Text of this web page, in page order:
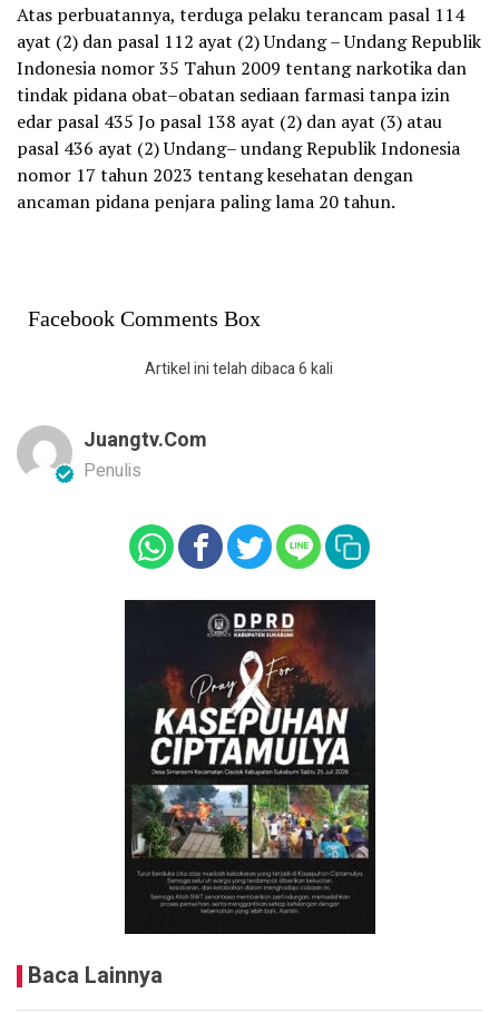
Atas perbuatannya, terduga pelaku terancam pasal 114
ayat (2) dan pasal 112 ayat (2) Undang – Undang Republik
Indonesia nomor 35 Tahun 2009 tentang narkotika dan
tindak pidana obat–obatan sediaan farmasi tanpa izin
edar pasal 435 Jo pasal 138 ayat (2) dan ayat (3) atau
pasal 436 ayat (2) Undang– undang Republik Indonesia
nomor 17 tahun 2023 tentang kesehatan dengan
ancaman pidana penjara paling lama 20 tahun.
Facebook Comments Box
Artikel ini telah dibaca 6 kali
Juangtv.com
Penulis
Baca Lainnya